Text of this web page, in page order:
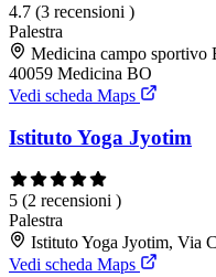
4.7 (3 recensioni )
Palestra
Medicina campo sportivo
40059 Medicina BO
Vedi scheda Maps
Istituto Yoga Jyotim
5 (2 recensioni )
Palestra
Istituto Yoga Jyotim, Via
Vedi scheda Maps